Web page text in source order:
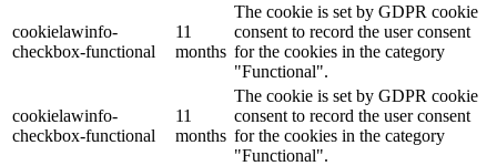
cookielawinfo-
checkbox-functional
11
months
The cookie is set by GDPR cookie
consent to record the user consent
for the cookies in the category
"Functional".
cookielawinfo-
checkbox-functional
11
months
The cookie is set by GDPR cookie
consent to record the user consent
for the cookies in the category
"Functional".